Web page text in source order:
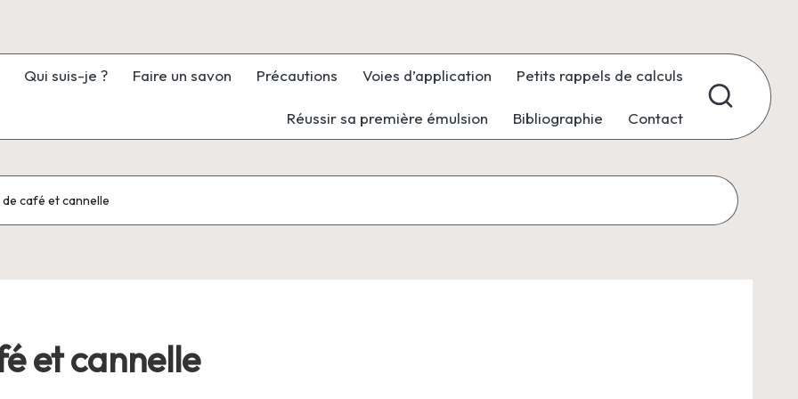
Qui suis-je ? Faire un savon Précautions Voies d’application Petits rappels de calculs
Réussir sa première émulsion Bibliographie Contact
café et cannelle
et cannelle